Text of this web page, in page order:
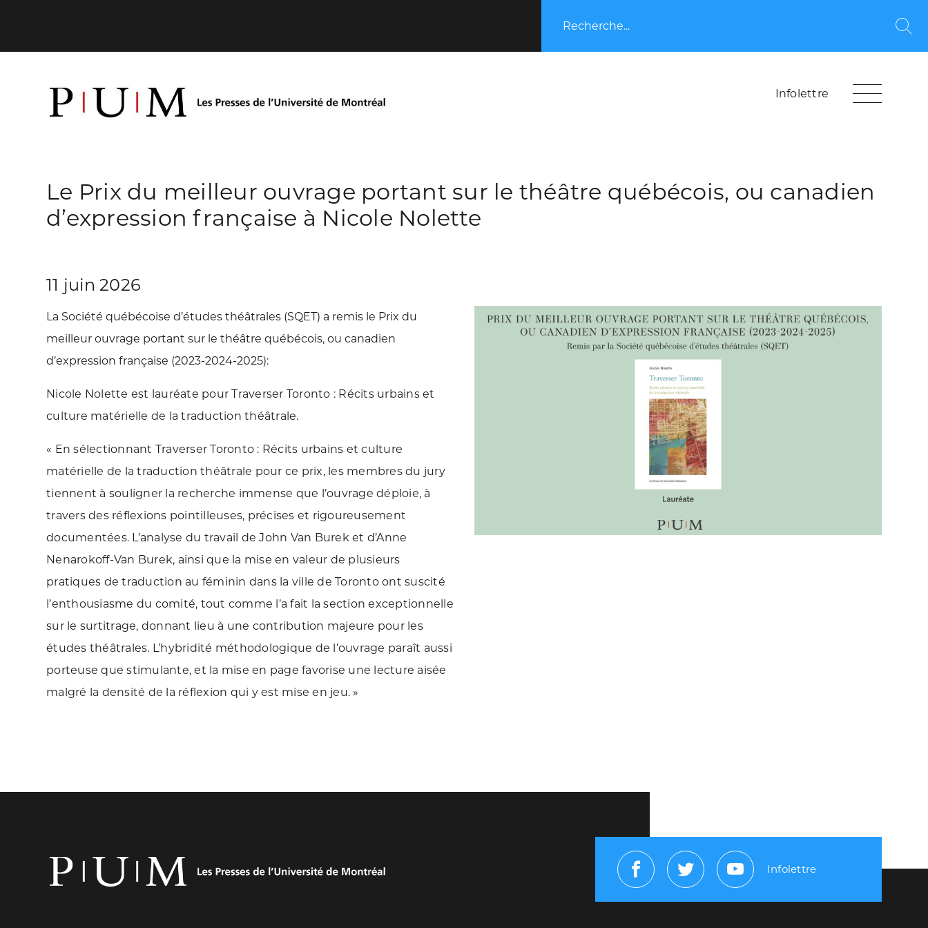
Recherche...
Infolettre
Le Prix du meilleur ouvrage portant sur le théâtre québécois, ou canadien
d’expression française à Nicole Nolette
11 juin 2026
La Société québécoise d’études théâtrales (SQET) a remis le Prix du
meilleur ouvrage portant sur le théâtre québécois, ou canadien
d’expression française (2023-2024-2025):
Nicole Nolette est lauréate pour Traverser Toronto : Récits urbains et
culture matérielle de la traduction théâtrale.
« En sélectionnant Traverser Toronto : Récits urbains et culture
matérielle de la traduction théâtrale pour ce prix, les membres du jury
tiennent à souligner la recherche immense que l’ouvrage déploie, à
travers des réflexions pointilleuses, précises et rigoureusement
documentées. L’analyse du travail de John Van Burek et d’Anne
Nenarokoff-Van Burek, ainsi que la mise en valeur de plusieurs
pratiques de traduction au féminin dans la ville de Toronto ont suscité
l’enthousiasme du comité, tout comme l’a fait la section exceptionnelle
sur le surtitrage, donnant lieu à une contribution majeure pour les
études théâtrales. L’hybridité méthodologique de l’ouvrage paraît aussi
porteuse que stimulante, et la mise en page favorise une lecture aisée
malgré la densité de la réflexion qui y est mise en jeu. »
FacebookTwitterYoutube
Infolettre